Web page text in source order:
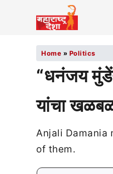
Home » Politics
“धनंजय
यांचा
Anjali Damania
of them.